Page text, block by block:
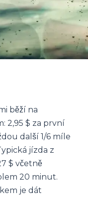
běží na
2,95 $ za první
další 1/6 míle
jízda z
$ včetně
20 minut.
je dát